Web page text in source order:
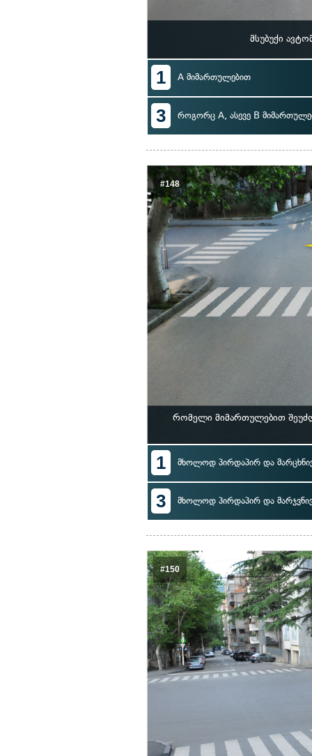
მსუბუქი
1 A მიმართულებით
3 როგორც A, ასევე B
#148
რომელი მიმართულებით
1 მხოლოდ პირდაპირ და
3 მხოლოდ პირდაპირ და
#150